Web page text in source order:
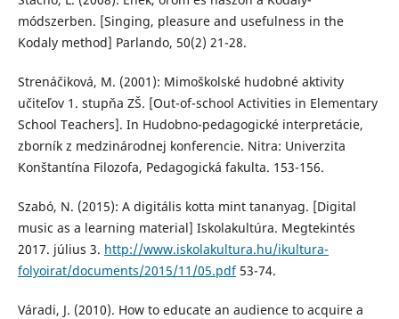
módszerben. [Singing, pleasure and usefulness in the
Kodaly method] Parlando, 50(2) 21-28.
Strenáčiková, M. (2001): Mimoškolské hudobné aktivity
učiteľov 1. stupňa ZŠ. [Out-of-school Activities in Elementary
School Teachers]. In Hudobno-pedagogické interpretácie,
zborník z medzinárodnej konferencie. Nitra: Univerzita
Konštantína Filozofa, Pedagogická fakulta. 153-156.
Szabó, N. (2015): A digitális kotta mint tananyag. [Digital
music as a learning material] Iskolakultúra. Megtekintés
2017. július 3. http://www.iskolakultura.hu/ikultura-
folyoirat/documents/2015/11/05.pdf53-74.
Váradi, J. (2010). How to educate an audience to acquire a